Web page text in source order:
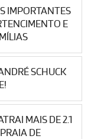
IMPORTANTES
E
SCHUCK
MAIS DE 2.1
DE